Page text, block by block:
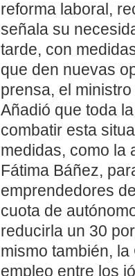
reforma laboral,
señala su
tarde, con
que den nuevas
prensa, el
Añadió que toda
combatir esta
medidas, como la
Fátima Báñez,
emprendedores
cuota de
reducirla un 30
mismo también,
empleo entre los